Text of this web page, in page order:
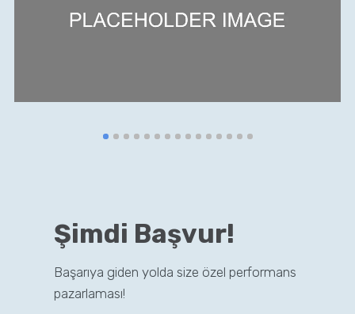
Şimdi Başvur!
Başarıya giden yolda size özel performans
pazarlaması!